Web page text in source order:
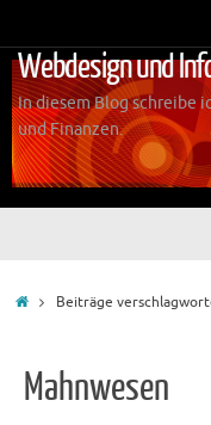
springen
Webdesign und
In diesem Blog schreibe
und Finanzen.
StartBeiträge
Mahnwesen